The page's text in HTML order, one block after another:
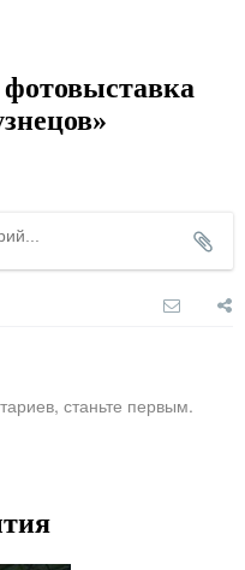
станьте первым.